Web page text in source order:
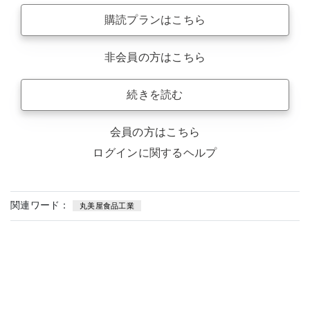
購読プランはこちら
非会員の方はこちら
続きを読む
会員の方はこちら
ログインに関するヘルプ
関連ワード： 丸美屋食品工業